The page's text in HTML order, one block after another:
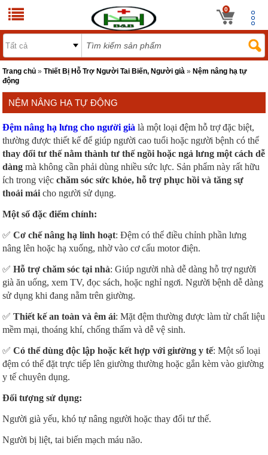
0
Trang chủ »Thiết Bị Hỗ Trợ Người Tai Biến, Người già »Nệm nâng hạ tự
động
NỆM NÂNG HẠ TỰ ĐỘNG
Đệm nâng hạ lưng cho người già là một loại đệm hỗ trợ đặc biệt,
thường được thiết kế để giúp người cao tuổi hoặc người bệnh có thể
thay đổi tư thế nằm thành tư thế ngồi hoặc ngả lưng một cách dễ
dàng mà không cần phải dùng nhiều sức lực. Sản phẩm này rất hữu
ích trong việcchăm sóc sức khỏe, hỗ trợ phục hồi và tăng sự
thoải mái cho người sử dụng.
Một số đặc điểm chính:
✅Cơ chế nâng hạ linh hoạt: Đệm có thể điều chỉnh phần lưng
nâng lên hoặc hạ xuống, nhờ vào cơ cấu motor điện.
✅Hỗ trợ chăm sóc tại nhà: Giúp người nhà dễ dàng hỗ trợ người
già ăn uống, xem TV, đọc sách, hoặc nghỉ ngơi. Người bệnh dễ dàng
sử dụng khi đang nằm trên giường.
✅Thiết kế an toàn và êm ái: Mặt đệm thường được làm từ chất liệu
mềm mại, thoáng khí, chống thấm và dễ vệ sinh.
✅Có thể dùng độc lập hoặc kết hợp với giường y tế: Một số loại
đệm có thể đặt trực tiếp lên giường thường hoặc gắn kèm vào giường
y tế chuyên dụng.
Đối tượng sử dụng:
Người già yếu, khó tự nâng người hoặc thay đổi tư thế.
Người bị liệt, tai biến mạch máu não.